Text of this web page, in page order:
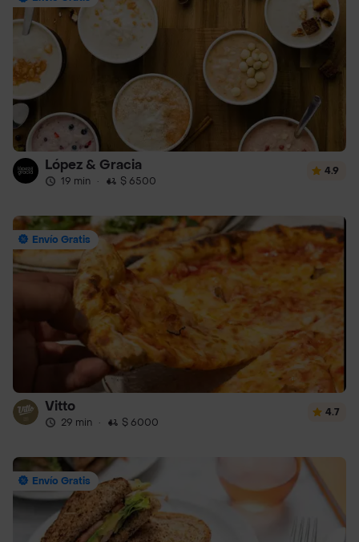
López & Gracia
19 min · $ 6500
4.9
Envío Gratis
Vitto
29 min · $ 6000
4.7
Envío Gratis